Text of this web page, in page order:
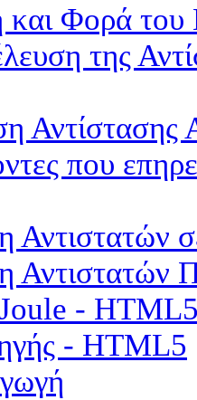
Φορά του
της
Αντίστασης
που
Αντιστατών
-
- HTML5